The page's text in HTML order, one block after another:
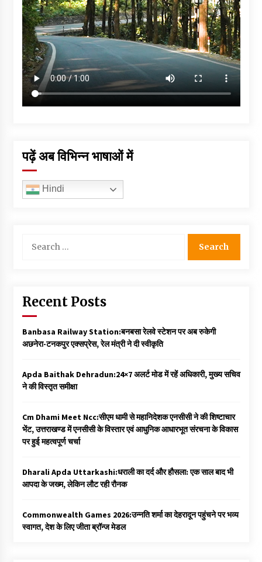
पढ़ें अब विभिन्न भाषाओं में
Hindi
for:
Recent Posts
Banbasa Railway Station:बनबसा रेलवे स्टेशन पर अब रुकेगी
अछनेरा-टनकपुर एक्सप्रेस, रेल मंत्री ने दी स्वीकृति
Apda Baithak Dehradun:24×7 अलर्ट मोड में रहें अधिकारी, मुख्य सचिव
ने की विस्तृत समीक्षा
Cm Dhami Meet Ncc:सीएम धामी से महानिदेशक एनसीसी ने की शिष्टाचार
भेंट, उत्तराखण्ड में एनसीसी के विस्तार एवं आधुनिक आधारभूत संरचना के विकास
पर हुई महत्वपूर्ण चर्चा
Dharali Apda Uttarkashi:धराली का दर्द और हौसला: एक साल बाद भी
आपदा के जख्म, लेकिन लौट रही रौनक
Commonwealth Games 2026:उन्नति शर्मा का देहरादून पहुंचने पर भव्य
स्वागत, देश के लिए जीता ब्रॉन्ज मेडल